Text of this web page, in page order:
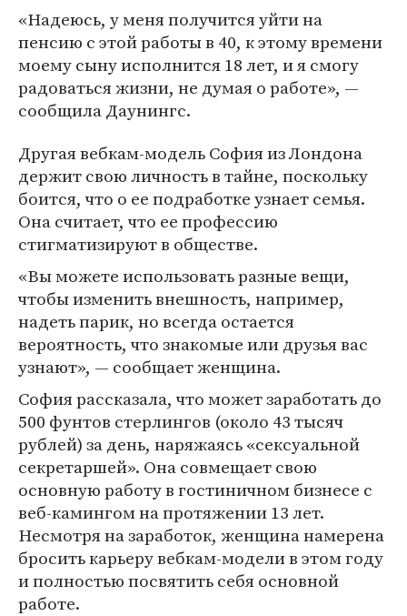
«Надеюсь, у меня получится уйти на
пенсию с этой работы в 40, к этому времени
моему сыну исполнится 18 лет, и я смогу
радоваться жизни, не думая о работе», —
сообщила Даунингс.
Другая вебкам-модель София из Лондона
держит свою личность в тайне, поскольку
боится, что о ее подработке узнает семья.
Она считает, что ее профессию
стигматизируют в обществе.
«Вы можете использовать разные вещи,
чтобы изменить внешность, например,
надеть парик, но всегда остается
вероятность, что знакомые или друзья вас
узнают», — сообщает женщина.
София рассказала, что может заработать до
500 фунтов стерлингов (около 43 тысяч
рублей) за день, наряжаясь «сексуальной
секретаршей». Она совмещает свою
основную работу в гостиничном бизнесе с
веб-камингом на протяжении 13 лет.
Несмотря на заработок, женщина намерена
бросить карьеру вебкам-модели в этом году
и полностью посвятить себя основной
работе.